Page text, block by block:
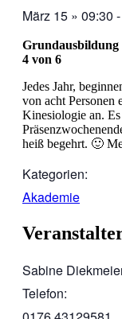
März 15 » 09:30 -
Grundausbildung
4 von 6
Jedes Jahr,
von acht Personen
Kinesiologie an.
heiß begehrt. 🙂
Kategorien:
Akademie
Sabine
Telefon: